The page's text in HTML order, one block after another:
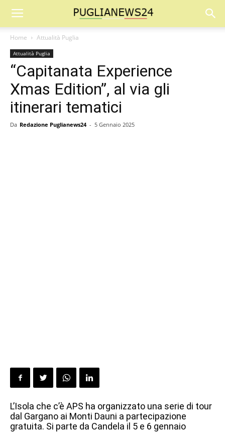
Home Attualità Puglia
Attualità Puglia
“Capitanata Experience
Xmas Edition”, al via gli
itinerari tematici
Da Redazione Puglianews24 - 5 Gennaio 2025
L’Isola che c’è APS ha organizzato una serie di tour
dal Gargano ai Monti Dauni a partecipazione
gratuita. Si parte da Candela il 5 e 6 gennaio